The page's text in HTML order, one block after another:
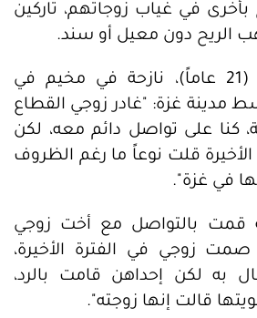
بأخرى في غياب زوجاتهم، تاركين
الريح دون معيل أو سند.
تقول إسلام عبده (21 عاماً)، نازحة في مخيم في
مدينة غزة: "غادر زوجي القطاع
كنا على تواصل دائم معه، لكن
الأخيرة قلت نوعاً ما رغم الظروف
في غزة".
قمت بالتواصل مع أخت زوجي
زوجي في الفترة الأخيرة،
به لكن إحداهن قامت بالرد،
قالت إنها زوجته".